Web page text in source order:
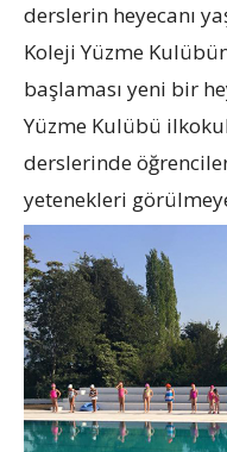
derslerin heyecanı
Koleji Yüzme
başlaması yeni bir
Yüzme Kulübü
derslerinde
yetenekleri